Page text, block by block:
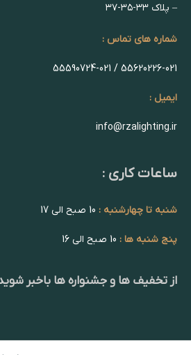
– پلاک ۳۳-۳۵-۳۷
شماره های تماس :
55620226-021 / 55590724-021
ایمیل :
info@rzalighting.ir
ساعات کاری :
شنبه تا چهارشنبه :
پنج شنبه ها :
از تخفیف ها و جشنواره ها باخبر